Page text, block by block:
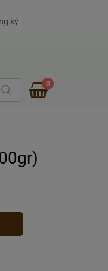
ký
MÓN XỔM ƯỚP SẴN
0